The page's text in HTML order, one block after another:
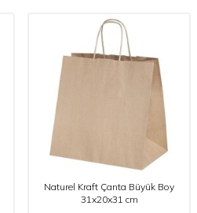
Naturel Kraft Çanta Büyük Boy
31x20x31 cm